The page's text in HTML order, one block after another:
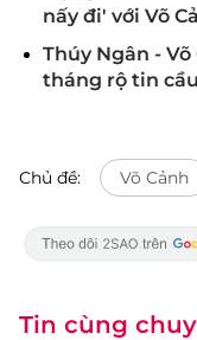
nấy đi' với Võ
Thúy Ngân -
tháng rộ tin
Chủ đề: Võ Cảnh
Tin cùng